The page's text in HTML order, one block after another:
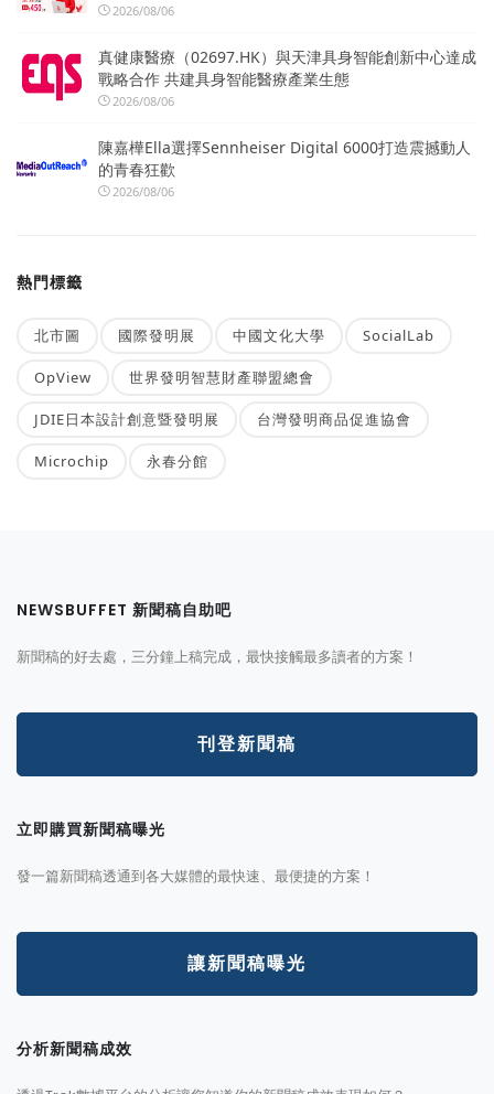
2026/08/06
真健康醫療（02697.HK）與天津具身智能創新中心達成
戰略合作 共建具身智能醫療產業生態
2026/08/06
陳嘉樺Ella選擇Sennheiser Digital 6000打造震撼動人
的青春狂歡
2026/08/06
熱門標籤
北市圖 國際發明展 中國文化大學 SocialLab
OpView 世界發明智慧財產聯盟總會
JDIE日本設計創意暨發明展 台灣發明商品促進協會
Microchip 永春分館
NEWSBUFFET 新聞稿自助吧
新聞稿的好去處，三分鐘上稿完成，最快接觸最多讀者的方案！
刊登新聞稿
立即購買新聞稿曝光
發一篇新聞稿透通到各大媒體的最快速、最便捷的方案！
讓新聞稿曝光
分析新聞稿成效